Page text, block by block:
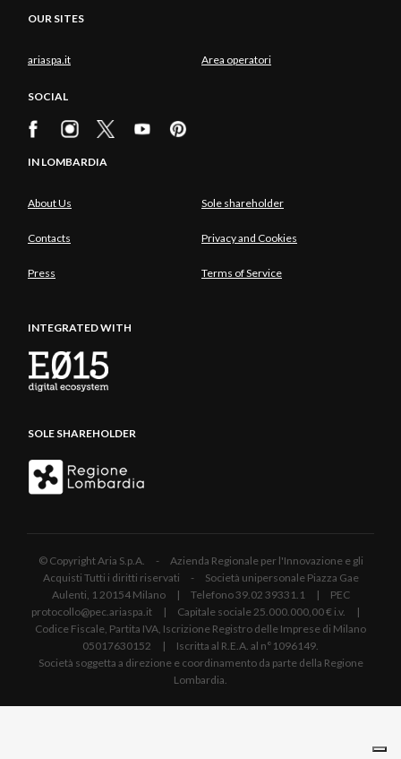
OUR SITES
ariaspa.it Area operatori
SOCIAL
IN LOMBARDIA
About Us Sole shareholder
Contacts Privacy and Cookies
Press Terms of Service
INTEGRATED WITH
SOLE SHAREHOLDER
© Copyright Aria S.p.A. - Azienda Regionale per l'Innovazione e gli
Acquisti Tutti i diritti riservati - Società unipersonale Piazza Gae
Aulenti, 1 20154 Milano | Telefono 39.02 39331.1 | PEC
protocollo@pec.ariaspa.it | Capitale sociale 25.000.000,00 € i.v. |
Codice Fiscale, Partita IVA, Iscrizione Registro delle Imprese di Milano
05017630152 | Iscritta al R.E.A. al n°1096149.
Società soggetta a direzione e coordinamento da parte della Regione
Lombardia.